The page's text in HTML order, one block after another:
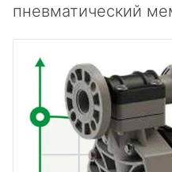
пневматический